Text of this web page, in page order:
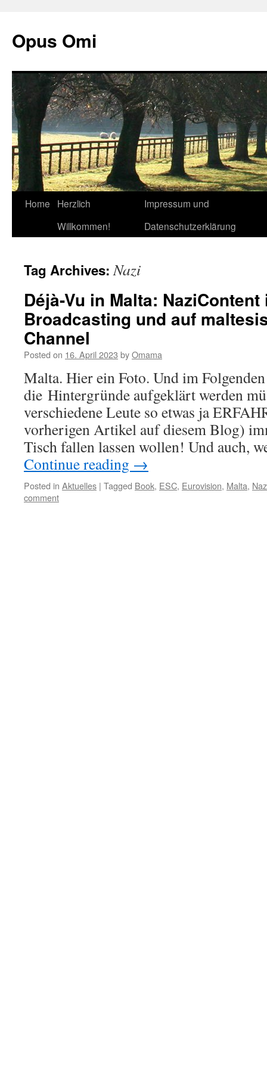
Opus Omi
Skip
Home
Herzlich
Willkommen!
Impressum und
Datenschutzerklärung
Tag Archives:Nazi
Déjà-Vu in Malta:
Broadcasting und auf
Channel
Posted on 16. April 2023 byOmama
Malta. Hier ein Foto. Und im
die Hintergründe aufgeklärt werden
verschiedene Leute so etwas ja
vorherigen Artikel auf diesem Blog)
Tisch fallen lassen wollen! Und auch,
Continue reading →
Posted in Aktuelles | Tagged Book, ESC, Eurovision, Malta,
comment